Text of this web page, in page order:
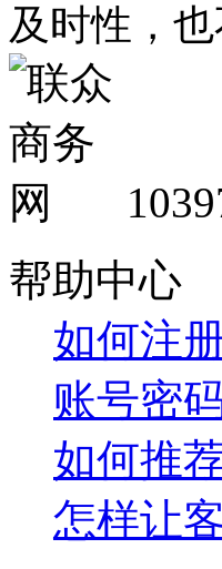
及时性，
帮助中心
如何注
账号密
如何推
怎样让